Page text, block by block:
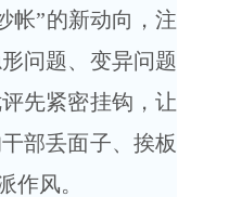
帐”的新动向，注
问题、变异问题
先紧密挂钩，让
部丢面子、挨板
作风。